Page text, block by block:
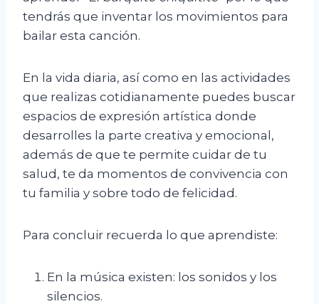
tendrás que inventar los movimientos para
bailar esta canción.
En la vida diaria, así como en las actividades
que realizas cotidianamente puedes buscar
espacios de expresión artística donde
desarrolles la parte creativa y emocional,
además de que te permite cuidar de tu
salud, te da momentos de convivencia con
tu familia y sobre todo de felicidad.
Para concluir recuerda lo que aprendiste:
En la música existen: los sonidos y los
silencios.